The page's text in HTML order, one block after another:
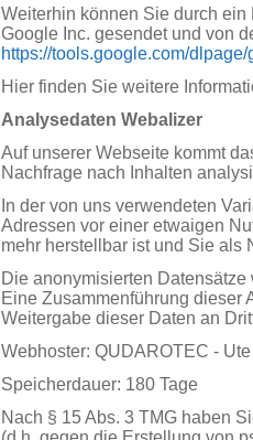
Weiterhin können Sie durch
Google Inc. gesendet und von
https://tools.google.com/
Hier finden Sie weitere
Analysedaten Webalizer
Auf unserer Webseite kommt
Nachfrage nach Inhalten
In der von uns verwendeten
Adressen vor einer etwaigen
mehr herstellbar ist und Sie als
Die anonymisierten
Eine Zusammenführung dieser
Weitergabe dieser Daten an
Webhoster: QUDAROTEC -
Speicherdauer: 180 Tage
Nach § 15 Abs. 3 TMG haben